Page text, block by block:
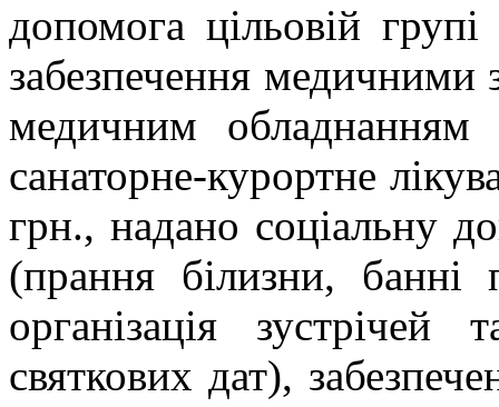
допомога цільовій
забезпечення
медичним
санаторне-курортне
грн., надано соціальну
(прання білизни, банні
організація
святкових дат),